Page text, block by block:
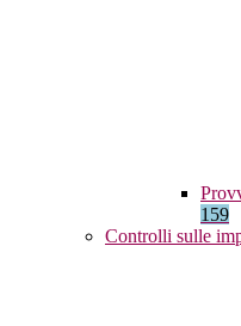
159
Controlli sulle